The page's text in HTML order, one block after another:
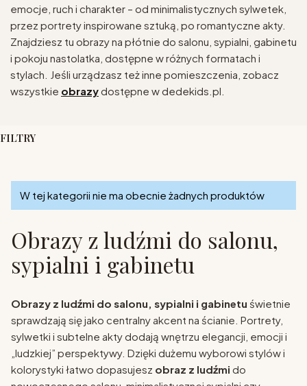
emocje, ruch i charakter – od minimalistycznych sylwetek,
przez portrety inspirowane sztuką, po romantyczne akty.
Znajdziesz tu obrazy na płótnie do salonu, sypialni, gabinetu
i pokoju nastolatka, dostępne w różnych formatach i
stylach. Jeśli urządzasz też inne pomieszczenia, zobacz
wszystkie obrazydostępne w dedekids.pl.
FILTRY
Lista produktów
W tej kategorii nie ma obecnie żadnych produktów
Obrazy z ludźmi do salonu,
sypialni i gabinetu
Obrazy z ludźmi do salonu, sypialni i gabinetu świetnie
sprawdzają się jako centralny akcent na ścianie. Portrety,
sylwetki i subtelne akty dodają wnętrzu elegancji, emocji i
„ludzkiej” perspektywy. Dzięki dużemu wyborowi stylów i
kolorystyki łatwo dopasujesz obraz z ludźmi do